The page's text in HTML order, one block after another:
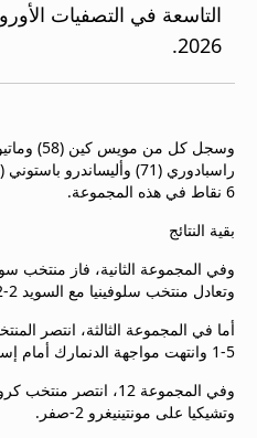
إدارة
التنبيهات
النشرة
الإخبارية
اتصل بنا
beIN CONNECT
beIN MEDIA GROUP
ترددات beIN SPORTS
دليل التلفاز
احصل على beIN
معلومات عن هذا الموقع
التاسعة في التصفيات
2026.
6 نقاط في هذه المجموعة.
بقية النتائج
وتعادل منتخب سلوفينيا مع السويد 2-2.
أما في المجموعة الثالثة، انتصر
5-1 وانتهت مواجهة الدنمارك أمام إسكتلندا بالتعادل السلبي.
وتشيكيا على مونتينيغرو 2-صفر.